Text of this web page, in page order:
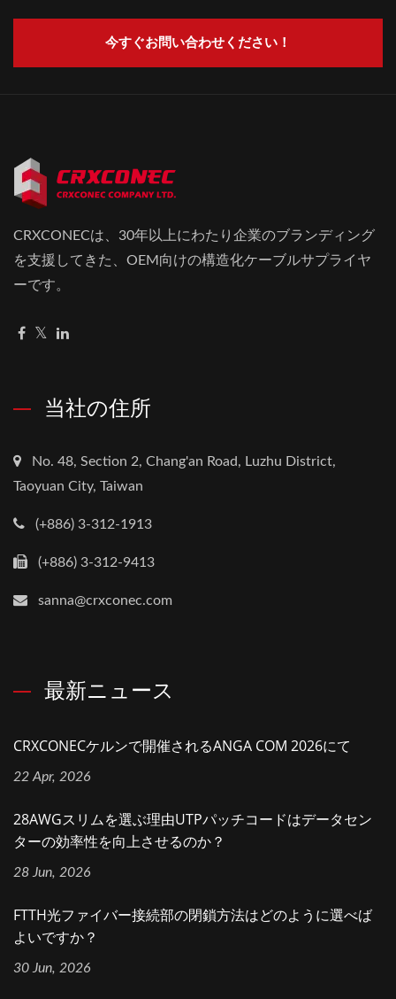
今すぐお問い合わせください！
CRXCONECは、30年以上にわたり企業のブランディング
を支援してきた、OEM向けの構造化ケーブルサプライヤ
ーです。
当社の住所
No. 48, Section 2, Chang'an Road, Luzhu District,
Taoyuan City, Taiwan
(+886) 3-312-1913
(+886) 3-312-9413
sanna@crxconec.com
最新ニュース
CRXCONECケルンで開催されるANGA COM 2026にて
22 Apr, 2026
28AWGスリムを選ぶ理由UTPパッチコードはデータセン
ターの効率性を向上させるのか？
28 Jun, 2026
FTTH光ファイバー接続部の閉鎖方法はどのように選べば
よいですか？
30 Jun, 2026